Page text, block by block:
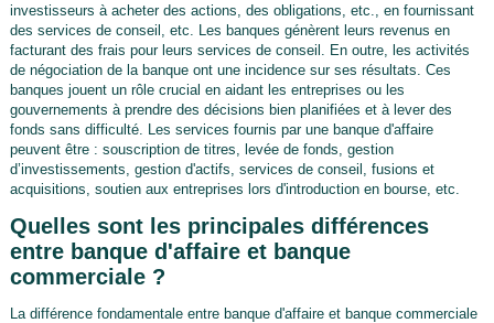
investisseurs à acheter des actions, des obligations, etc., en fournissant
des services de conseil, etc. Les banques génèrent leurs revenus en
facturant des frais pour leurs services de conseil. En outre, les activités
de négociation de la banque ont une incidence sur ses résultats. Ces
banques jouent un rôle crucial en aidant les entreprises ou les
gouvernements à prendre des décisions bien planifiées et à lever des
fonds sans difficulté. Les services fournis par une banque d'affaire
peuvent être : souscription de titres, levée de fonds, gestion
d’investissements, gestion d'actifs, services de conseil, fusions et
acquisitions, soutien aux entreprises lors d'introduction en bourse, etc.
Quelles sont les principales différences
entre banque d'affaire et banque
commerciale ?
La différence fondamentale entre banque d'affaire et banque commerciale